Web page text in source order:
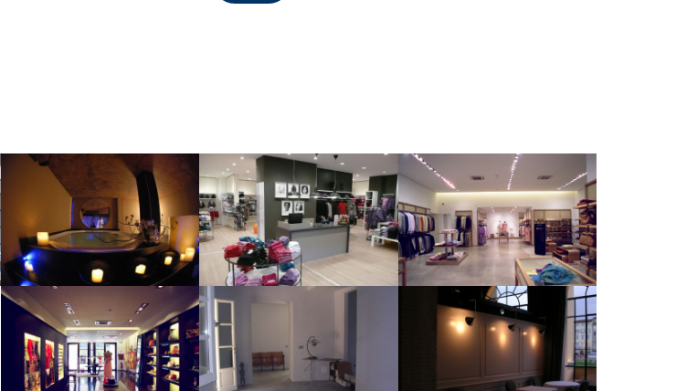
Centro Benessere Cernobbio
VEDI DETTAGLI
Negozi Benetton
VEDI DETTAGLI
Negozio Ferragamo Leccio
VEDI DETTAGLI
Negozio Ungaro Leccio
VEDI DETTAGLI VEDI DETTAGLI
San Jacopo Restaurant
VEDI DETTAGLI